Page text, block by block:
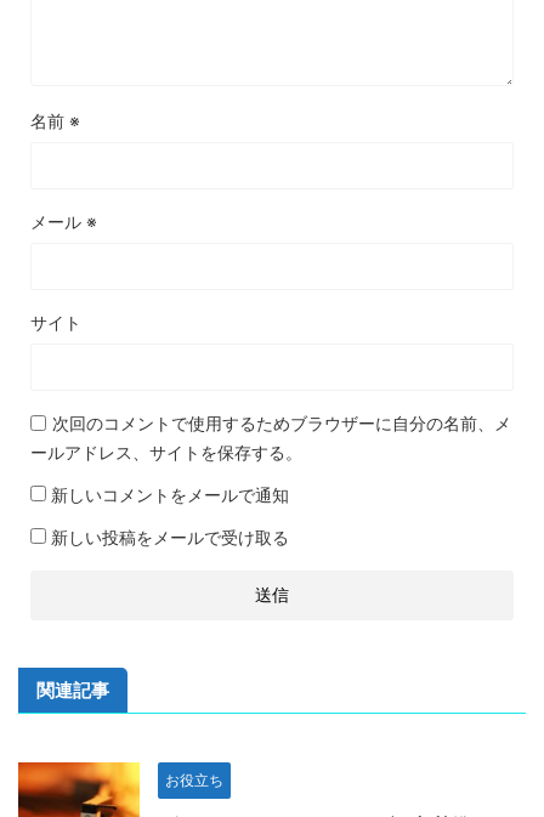
名前 ※
メール ※
サイト
次回のコメントで使用するためブラウザーに自分の名前、メ
ールアドレス、サイトを保存する。
新しいコメントをメールで通知
新しい投稿をメールで受け取る
関連記事
お役立ち